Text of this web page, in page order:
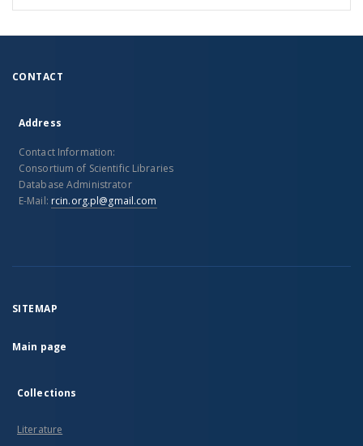
CONTACT
Address
Contact Information:
Consortium of Scientific Libraries
Database Administrator
E-Mail: rcin.org.pl@gmail.com
SITEMAP
Main page
Collections
Literature